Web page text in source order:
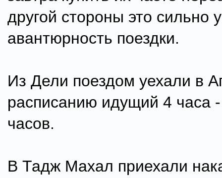
другой стороны это сильно
авантюрность поездки.
Из Дели поездом уехали в
расписанию идущий 4 часа
часов.
В Тадж Махал приехали